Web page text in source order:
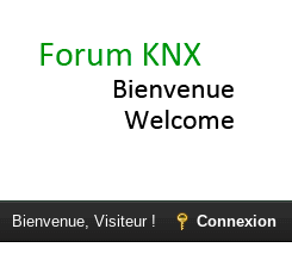
Bienvenue, Visiteur ! Connexion